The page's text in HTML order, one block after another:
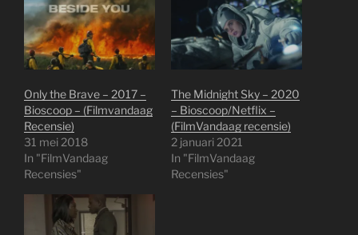
Only the Brave – 2017 –
Bioscoop – (Filmvandaag
Recensie)
31 mei 2018
In "FilmVandaag
Recensies"
The Midnight Sky – 2020
– Bioscoop/Netflix –
(FilmVandaag recensie)
2 januari 2021
In "FilmVandaag
Recensies"